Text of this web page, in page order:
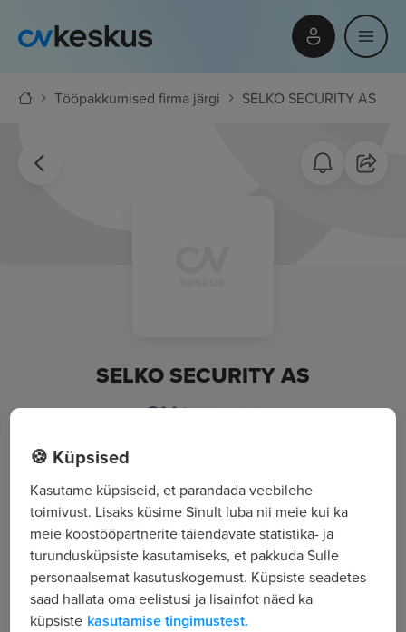
Tööpakkumised firma järgi SELKO SECURITY AS
SELKO SECURITY AS
Kõik tööpakkumised
Tööpakkuja tutvustus
17
Töötajate arv
🍪 Küpsised
Kasutame küpsiseid, et parandada veebilehe
toimivust. Lisaks küsime Sinult luba nii meie kui ka
meie koostööpartnerite täiendavate statistika- ja
turundusküpsiste kasutamiseks, et pakkuda Sulle
personaalsemat kasutuskogemust. Küpsiste seadetes
saad hallata oma eelistusi ja lisainfot näed ka
küpsiste kasutamise tingimustest.